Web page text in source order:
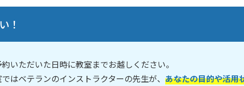
！
約いただいた日時に教室までお越しください。
はベテランのインストラクターの先生が、 あなたの目的や活用